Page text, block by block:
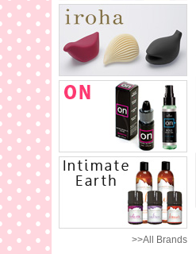
>>All Brands